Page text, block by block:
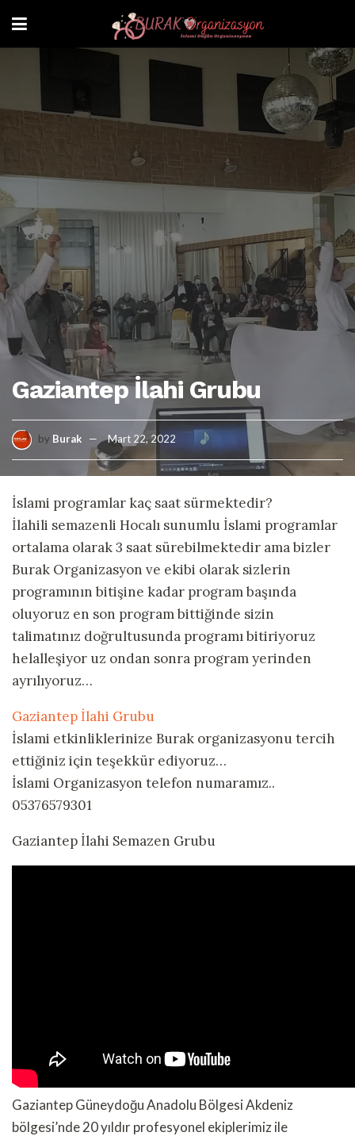
Gaziantep İlahi Grubu
by Burak Mart 22, 2022
İslami programlar kaç saat sürmektedir?
İlahili semazenli Hocalı sunumlu İslami programlar
ortalama olarak 3 saat sürebilmektedir ama bizler
Burak Organizasyon ve ekibi olarak sizlerin
programının bitişine kadar program başında
oluyoruz en son program bittiğinde sizin
talimatınız doğrultusunda programı bitiriyoruz
helalleşiyor uz ondan sonra program yerinden
ayrılıyoruz…
Gaziantep İlahi Grubu
İslami etkinliklerinize Burak organizasyonu tercih
ettiğiniz için teşekkür ediyoruz…
İslami Organizasyon telefon numaramız..
05376579301
Gaziantep İlahi Semazen Grubu
Gaziantep Güneydoğu Anadolu Bölgesi Akdeniz
bölgesi’nde 20 yıldır profesyonel ekiplerimiz ile